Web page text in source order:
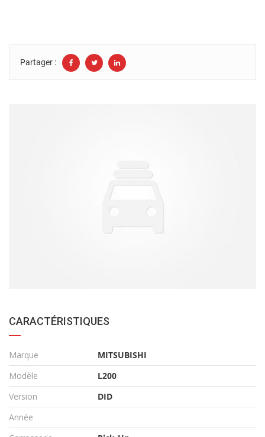
Partager :
CARACTÉRISTIQUES
Marque
MITSUBISHI
Modèle
L200
Version
DID
Année